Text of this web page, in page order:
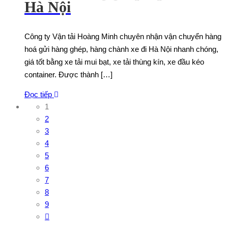
Hà Nội
Công ty Vận tải Hoàng Minh chuyên nhận vận chuyển hàng
hoá gửi hàng ghép, hàng chành xe đi Hà Nội nhanh chóng,
giá tốt bằng xe tải mui bạt, xe tải thùng kín, xe đầu kéo
container. Được thành […]
Đọc tiếp
1
2
3
4
5
6
7
8
9